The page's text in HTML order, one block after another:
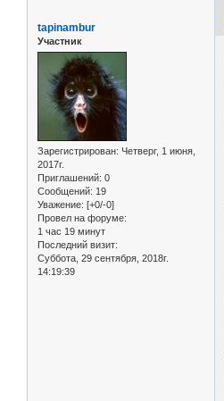
tapinambur
Участник
Зарегистрирован: Четверг, 1 июня,
2017г.
Приглашений: 0
Сообщений: 19
Уважение: [+0/-0]
Провел на форуме:
1 час 19 минут
Последний визит:
Суббота, 29 сентября, 2018г.
14:19:39